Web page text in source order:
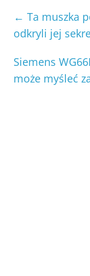
← Ta muszka
odkryli jej
Siemens
może myśleć